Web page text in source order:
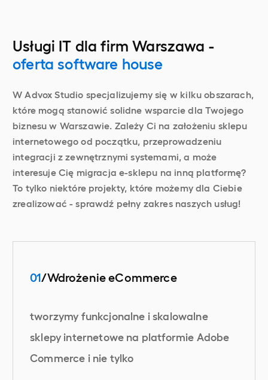
Usługi IT dla firm Warszawa -
oferta software house
W Advox Studio specjalizujemy się w kilku obszarach,
które mogą stanowić solidne wsparcie dla Twojego
biznesu w Warszawie. Zależy Ci na założeniu sklepu
internetowego od początku, przeprowadzeniu
integracji z zewnętrznymi systemami, a może
interesuje Cię migracja e-sklepu na inną platformę?
To tylko niektóre projekty, które możemy dla Ciebie
zrealizować - sprawdź pełny zakres naszych usług!
01/Wdrożenie eCommerce
tworzymy funkcjonalne i skalowalne
sklepy internetowe na platformie Adobe
Commerce i nie tylko